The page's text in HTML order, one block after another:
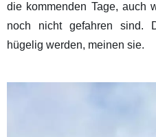
die kommenden Tage, auch
noch nicht gefahren sind.
hügelig werden, meinen sie.